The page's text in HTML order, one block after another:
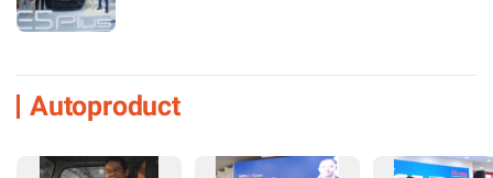
Autoproduct